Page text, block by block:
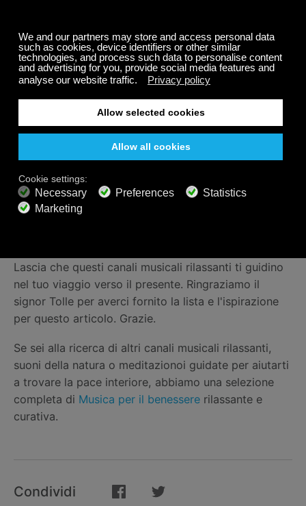
buio e la passione.
Come Tolle, Mozart era profondamente interessato
alle questioni spirituali. Lasciava trasparire questo
aspetto nel suo lavoro. Robert Levin, musicologo di
Harvard, sostiene che la musica di Mozart è "musica
di tenerezza, empatia e grandezza in modo quasi
schiacciante". Riusciamo a immaginare Tolle che
suona in sottofondo. Infatti, quando Tolle scrive in
mondo nuovo
Lascia che questi canali musicali rilassanti ti guidino
nel tuo viaggio verso il presente. Ringraziamo il
signor Tolle per averci fornito la lista e l'ispirazione
per questo articolo. Grazie.
Se sei alla ricerca di altri canali musicali rilassanti,
suoni della natura o meditazionoi guidate per aiutarti
a trovare la pace interiore, abbiamo una selezione
completa di Musica per il benessere rilassante e
curativa.
Condividi